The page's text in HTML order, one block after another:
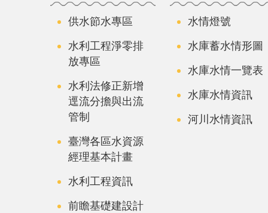
供水節水專區
水利工程淨零排
放專區
水利法修正新增
逕流分擔與出流
管制
臺灣各區水資源
經理基本計畫
水利工程資訊
前瞻基礎建設計
水情燈號
水庫蓄水情形圖
水庫水情一覽表
水庫水情資訊
河川水情資訊